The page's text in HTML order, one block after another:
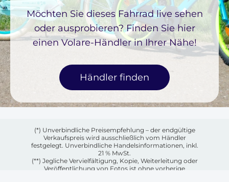
Möchten Sie dieses Fahrrad live sehen
oder ausprobieren? Finden Sie hier
einen Volare-Händler in Ihrer Nähe!
Händler finden
(*) Unverbindliche Preisempfehlung – der endgültige
Verkaufspreis wird ausschließlich vom Händler
festgelegt. Unverbindliche Handelsinformationen, inkl.
21 % MwSt.
(**) Jegliche Vervielfältigung, Kopie, Weiterleitung oder
Veröffentlichung von Fotos ist ohne vorherige